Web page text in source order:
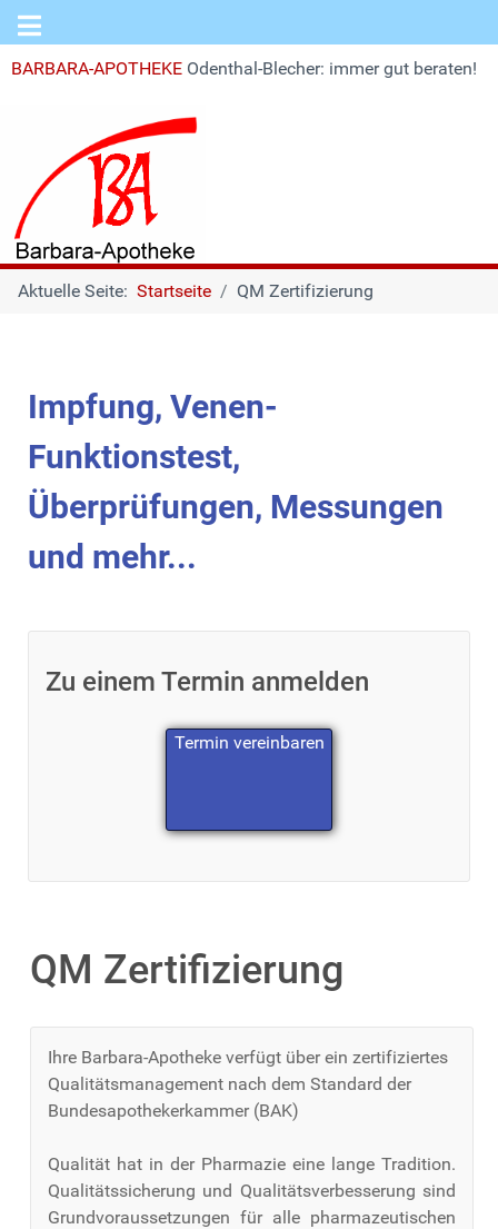
BARBARA-APOTHEKE Odenthal-Blecher: immer gut beraten!
Aktuelle Seite: Startseite QM Zertifizierung
Impfung, Venen-
Funktionstest,
Überprüfungen, Messungen
und mehr...
Zu einem Termin anmelden
Termin vereinbaren
QM Zertifizierung
Ihre Barbara-Apotheke verfügt über ein zertifiziertes
Qualitätsmanagement nach dem Standard der
Bundesapothekerkammer (BAK)
Qualität hat in der Pharmazie eine lange Tradition.
Qualitätssicherung und Qualitätsverbesserung sind
Grundvoraussetzungen für alle pharmazeutischen